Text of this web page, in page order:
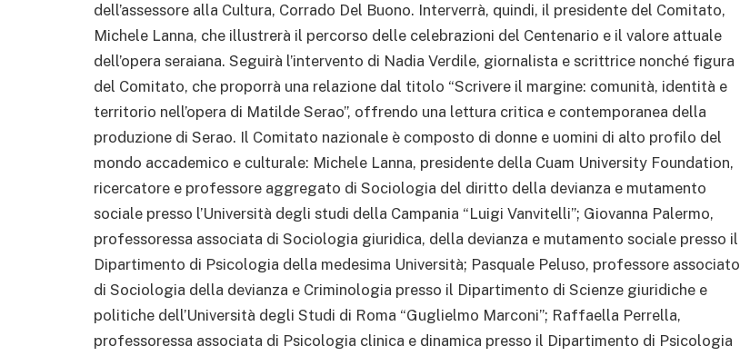
dell’assessore alla Cultura, Corrado Del Buono. Interverrà, quindi, il presidente del Comitato,
Michele Lanna, che illustrerà il percorso delle celebrazioni del Centenario e il valore attuale
dell’opera seraiana. Seguirà l’intervento di Nadia Verdile, giornalista e scrittrice nonché figura
del Comitato, che proporrà una relazione dal titolo “Scrivere il margine: comunità, identità e
territorio nell’opera di Matilde Serao”, offrendo una lettura critica e contemporanea della
produzione di Serao. Il Comitato nazionale è composto di donne e uomini di alto profilo del
mondo accademico e culturale: Michele Lanna, presidente della Cuam University Foundation,
ricercatore e professore aggregato di Sociologia del diritto della devianza e mutamento
sociale presso l’Università degli studi della Campania “Luigi Vanvitelli”; Giovanna Palermo,
professoressa associata di Sociologia giuridica, della devianza e mutamento sociale presso il
Dipartimento di Psicologia della medesima Università; Pasquale Peluso, professore associato
di Sociologia della devianza e Criminologia presso il Dipartimento di Scienze giuridiche e
politiche dell’Università degli Studi di Roma “Guglielmo Marconi”; Raffaella Perrella,
professoressa associata di Psicologia clinica e dinamica presso il Dipartimento di Psicologia